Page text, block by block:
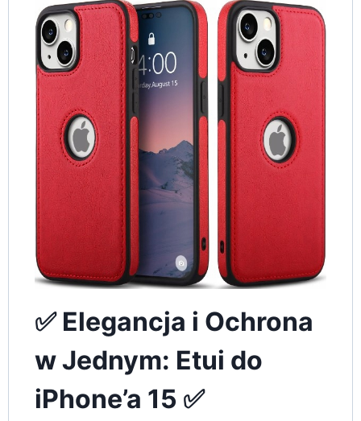
✅ Elegancja i Ochrona
w Jednym: Etui do
iPhone’a 15 ✅